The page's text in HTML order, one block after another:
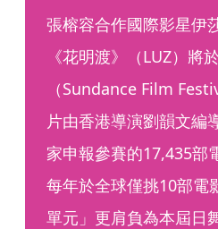
張榕容合作國際影星伊
《花明渡》（LUZ）將
（Sundance Film
片由香港導演劉韻文編
家申報參賽的17,435部
每年於全球僅挑10部電
單元」更肩負為本屆日